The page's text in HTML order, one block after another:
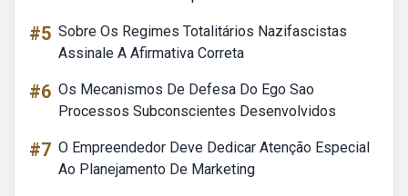
#5 Sobre Os Regimes Totalitários Nazifascistas
Assinale A Afirmativa Correta
#6 Os Mecanismos De Defesa Do Ego Sao
Processos Subconscientes Desenvolvidos
#7 O Empreendedor Deve Dedicar Atenção Especial
Ao Planejamento De Marketing